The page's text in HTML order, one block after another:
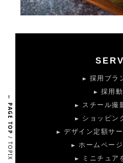
← PAGE TOP
/ TOPIX
採用ブラ
採用
スチール撮
ショッピン
デザイン定額サ
ホームペー
ミニチュア